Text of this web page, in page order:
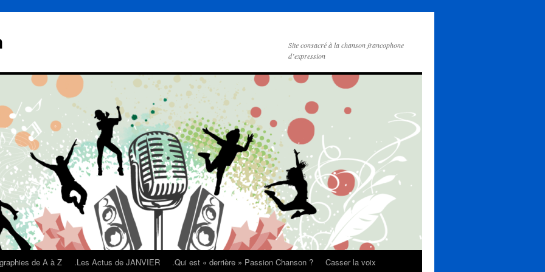
Site consacré à la chanson francophone
d’expression
de A à Z .Les Actus de JANVIER .Qui est « derrière » Passion Chanson ?
Casser la voix